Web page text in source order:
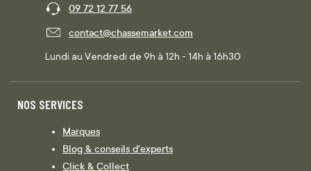
09 72 12 77 56
contact@chassemarket.com
Lundi au Vendredi de 9h à 12h - 14h à 16h30
NOS SERVICES
Marques
Blog & conseils d'experts
Click & Collect